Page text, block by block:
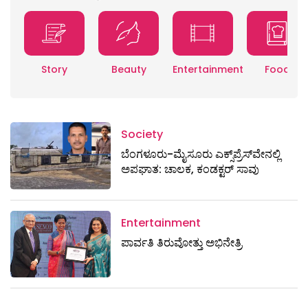
Story Beauty Entertainment Food
Society
ಬೆಂಗಳೂರು-ಮೈಸೂರು ಎಕ್ಸ್​ಪ್ರೆಸ್‌ವೇನಲ್ಲಿ
ಅಪಘಾತ: ಚಾಲಕ, ಕಂಡಕ್ಟರ್ ಸಾವು
Entertainment
ಪಾರ್ವತಿ ತಿರುವೋತ್ತು ಅಭಿನೇತ್ರಿ